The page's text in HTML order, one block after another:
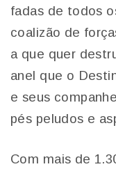
fadas de todos
coalizão de
a que quer
anel que o
e seus
pés peludos e
Com mais de